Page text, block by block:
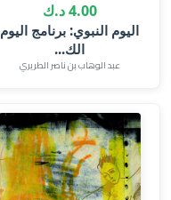
4.00 د.ك
اليوم النبوي: برنامج اليوم
الك...
عبد الوهاب بن ناصر الطريري